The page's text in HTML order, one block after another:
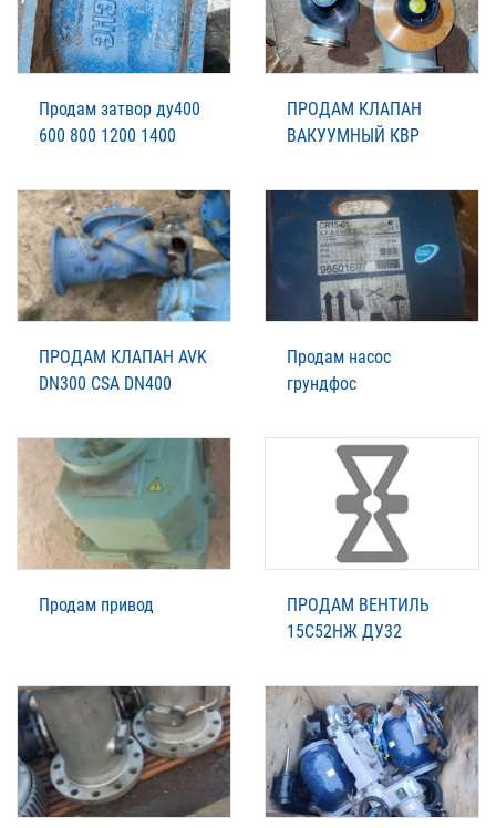
Продам затвор ду400
600 800 1200 1400
ПРОДАМ КЛАПАН
ВАКУУМНЫЙ КВР
ПРОДАМ КЛАПАН AVK
DN300 CSA DN400
Продам насос
грундфос
Продам привод
ПРОДАМ ВЕНТИЛЬ
15С52НЖ ДУ32